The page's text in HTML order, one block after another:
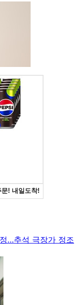
…추석 극장가 정조